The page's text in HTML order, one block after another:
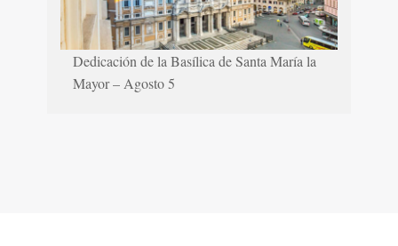
Dedicación de la Basílica de Santa María la
Mayor – Agosto 5